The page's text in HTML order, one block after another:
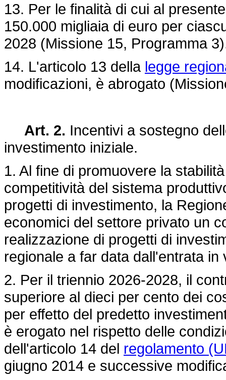
13. Per le finalità di cui al
150.000 migliaia di euro per
2028 (Missione 15, Programma
14. L'articolo 13 della legge
modificazioni, è abrogato
Art. 2. Incentivi a sostegno
investimento iniziale.
1. Al fine di promuovere la
competitività del sistema
progetti di investimento, la
economici del settore privato un
realizzazione di progetti di
regionale a far data dall'entrata
2. Per il triennio 2026-2028, il
superiore al dieci per cento dei
per effetto del predetto
è erogato nel rispetto delle
dell'articolo 14 del regolamento
giugno 2014 e successive